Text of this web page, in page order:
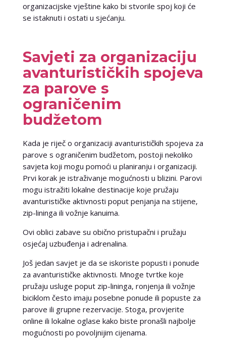
organizacijske vještine kako bi stvorile spoj koji će
se istaknuti i ostati u sjećanju.
Savjeti za organizaciju
avanturističkih spojeva
za parove s
ograničenim
budžetom
Kada je riječ o organizaciji avanturističkih spojeva za
parove s ograničenim budžetom, postoji nekoliko
savjeta koji mogu pomoći u planiranju i organizaciji.
Prvi korak je istraživanje mogućnosti u blizini. Parovi
mogu istražiti lokalne destinacije koje pružaju
avanturističke aktivnosti poput penjanja na stijene,
zip-lininga ili vožnje kanuima.
Ovi oblici zabave su obično pristupačni i pružaju
osjećaj uzbuđenja i adrenalina.
Još jedan savjet je da se iskoriste popusti i ponude
za avanturističke aktivnosti. Mnoge tvrtke koje
pružaju usluge poput zip-lininga, ronjenja ili vožnje
biciklom često imaju posebne ponude ili popuste za
parove ili grupne rezervacije. Stoga, provjerite
online ili lokalne oglase kako biste pronašli najbolje
mogućnosti po povoljnijim cijenama.